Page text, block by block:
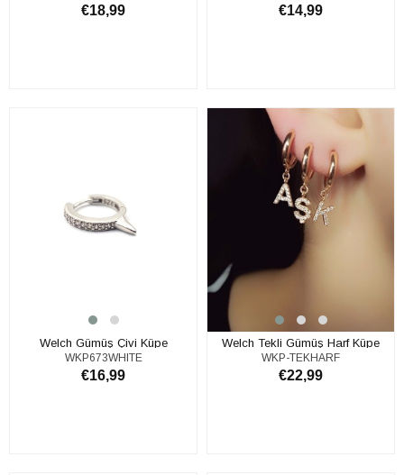
€18,99 €14,99
​Welch Gümüş Çivi Küpe
WKP673WHITE
€16,99
​Welch Tekli Gümüş Harf Küpe
WKP-TEKHARF
€22,99